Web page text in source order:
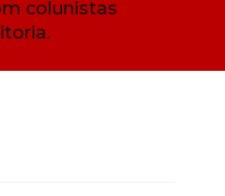
colunistas